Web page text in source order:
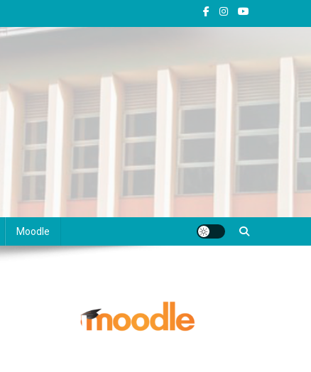
Moodle